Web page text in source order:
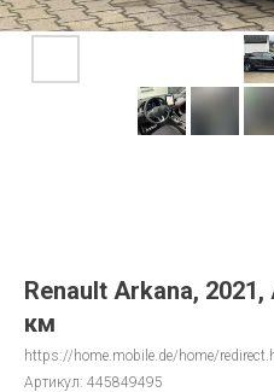
Renault Arkana,
км
https://home.mobile.de/home/
Артикул: 445849495